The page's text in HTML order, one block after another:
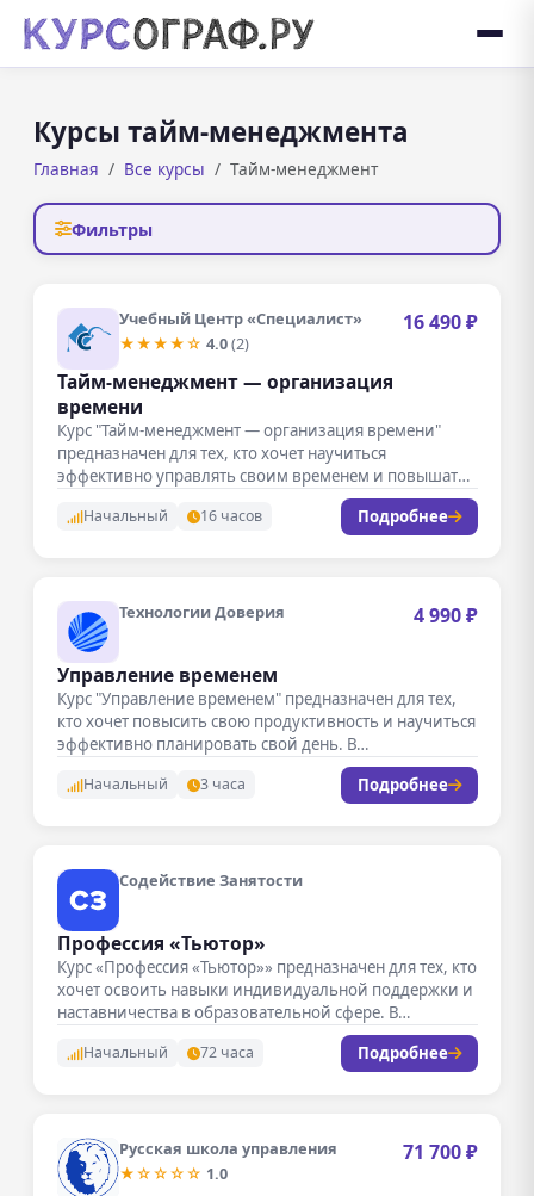
Курсы тайм-менеджмента
Главная Все курсы Тайм-менеджмент
Фильтры
Учебный Центр «Специалист»
★★★★☆ 4.0(2)
16 490 ₽
Тайм-менеджмент — организация
времени
Курс "Тайм-менеджмент — организация времени"
предназначен для тех, кто хочет научиться
эффективно управлять своим временем и повышать
Начальный 16 часов Подробнее
Технологии Доверия 4 990 ₽
Управление временем
Курс "Управление временем" предназначен для тех,
кто хочет повысить свою продуктивность и научиться
эффективно планировать свой день. В…
Начальный 3 часа Подробнее
Содействие Занятости
Профессия «Тьютор»
Курс «Профессия «Тьютор»» предназначен для тех, кто
хочет освоить навыки индивидуальной поддержки и
наставничества в образовательной сфере. В…
Начальный 72 часа Подробнее
Русская школа управления
★☆☆☆☆ 1.0
71 700 ₽